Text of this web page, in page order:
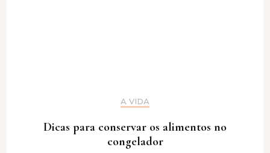
A VIDA
Dicas para conservar os alimentos no
congelador